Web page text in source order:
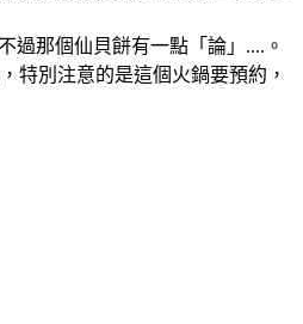
過那個仙貝餅有一點「論」....。
特別注意的是這個火鍋要預約，